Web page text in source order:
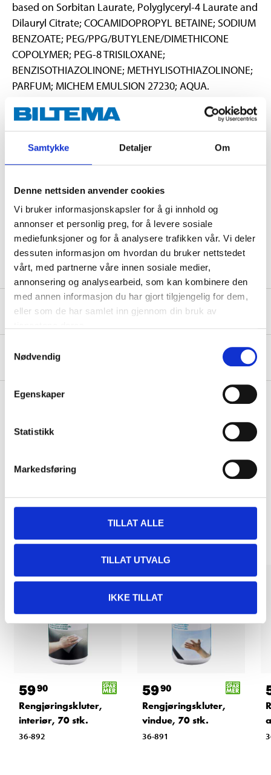
Samtykke Detaljer Om
Denne nettsiden anvender cookies
Vi bruker informasjonskapsler for å gi innhold og
annonser et personlig preg, for å levere sosiale
mediefunksjoner og for å analysere trafikken vår. Vi deler
dessuten informasjon om hvordan du bruker nettstedet
vårt, med partnerne våre innen sosiale medier,
annonsering og analysearbeid, som kan kombinere den
med annen informasjon du har gjort tilgjengelig for dem,
eller som de har samlet inn gjennom din bruk av
Nødvendig
Egenskaper
Statistikk
Markedsføring
TILLAT ALLE
TILLAT UTVALG
IKKE TILLAT
based on Sorbitan Laurate, Polyglyceryl-4 Laurate and
Dilauryl Citrate; COCAMIDOPROPYL BETAINE; SODIUM
BENZOATE; PEG/PPG/BUTYLENE/DIMETHICONE
COPOLYMER; PEG-8 TRISILOXANE;
BENZISOTHIAZOLINONE; METHYLISOTHIAZOLINONE;
PARFUM; MICHEM EMULSION 27230; AQUA.
Advarsel
Teknisk spesifikasjon
Antall 36 stk.
Sikkerhetsinformasjon og øvrige dokumenter
Om produsenten
Andre kunder har også kjøpt
5990
Rengjøringskluter,
interiør, 70 stk.
36-892
5990
Rengjøringskluter,
vindue, 70 stk.
36-891